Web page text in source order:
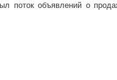
поток объявлений о